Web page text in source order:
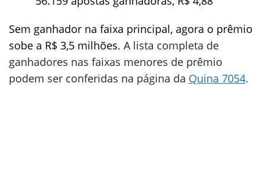
Sem ganhador na faixa principal, agora o prêmio
sobe a R$ 3,5 milhões. A lista completa de
ganhadores nas faixas menores de prêmio
podem ser conferidas na página da Quina 7054.